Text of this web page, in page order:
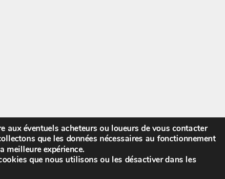
Bienvenue,visiteur ![S'enregistrer
aux éventuels acheteurs ou loueurs de vous contacter
que les données nécessaires au fonctionnement
meilleure expérience.
que nous utilisons ou les désactiver dans les